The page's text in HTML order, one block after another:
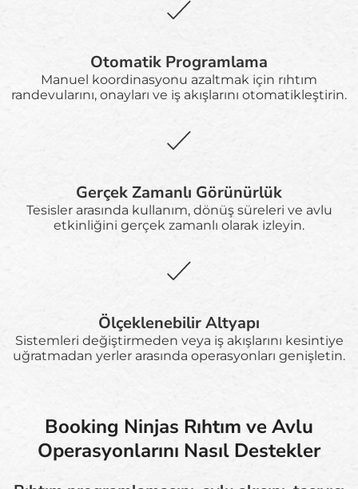
Otomatik Programlama
Manuel koordinasyonu azaltmak için rıhtım
randevularını, onayları ve iş akışlarını otomatikleştirin.
Gerçek Zamanlı Görünürlük
Tesisler arasında kullanım, dönüş süreleri ve avlu
etkinliğini gerçek zamanlı olarak izleyin.
Ölçeklenebilir Altyapı
Sistemleri değiştirmeden veya iş akışlarını kesintiye
uğratmadan yerler arasında operasyonları genişletin.
Booking Ninjas Rıhtım ve Avlu
Operasyonlarını Nasıl Destekler